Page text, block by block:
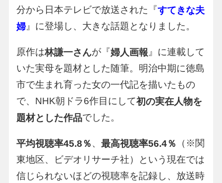
分から日本テレビで放送された『すてきな夫
婦』に登場し、大きな話題となりました。
原作は林謙一さんが『婦人画報 』に連載して
いた実母を題材とした随筆。明治中期に徳島
市で生まれ育った女の一代記を描いたもの
で、NHK朝ドラ6作目にして初の実在人物を
題材とした作品でした。
平均視聴率45.8％、 最高視聴率56.4％ （※関
東地区、ビデオリサーチ社）という現在では
信じられないほどの視聴率を記録し、放送時